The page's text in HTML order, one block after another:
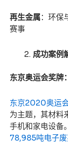
再生金属：环保
赛事
成功案例
东京奥运会奖牌
东京2020奥运
为主题，其材料
手机和家电设备
78,985吨电子